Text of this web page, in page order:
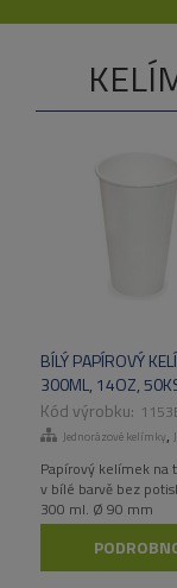
BÍLÝ PAPÍROVÝ
300ML, 14OZ,
1000KS/KART
Jednorázové kelímky,
Papírový kelímek na
v bílé barvě bez
300 ml. Ø 90 mm